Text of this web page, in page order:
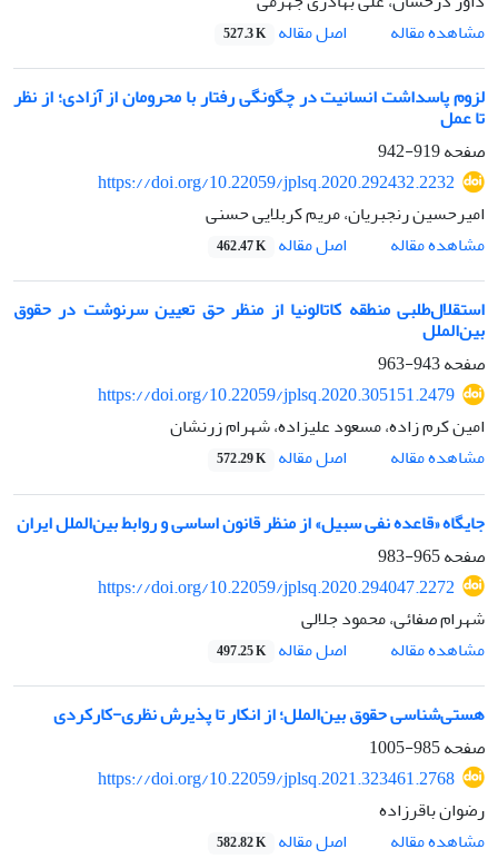
مشاهده مقاله
اصل مقاله 527.3 K
لزوم پاسداشت انسانیت در چگونگی رفتار با محرومان از آزادی؛ از نظر
تا عمل
صفحه919-942
https://doi.org/10.22059/jplsq.2020.292432.2232
امیرحسین رنجبریان، مریم کربلایی حسنی
مشاهده مقاله
اصل مقاله 462.47 K
استقلال‌طلبی منطقه کاتالونیا از منظر حق تعیین سرنوشت در حقوق
بین‌الملل
صفحه943-963
https://doi.org/10.22059/jplsq.2020.305151.2479
امین کرم زاده، مسعود علیزاده، شهرام زرنشان
مشاهده مقاله
اصل مقاله 572.29 K
جایگاه «قاعده نفی سبیل» از منظر قانون اساسی و روابط بین‌الملل ایران
صفحه965-983
https://doi.org/10.22059/jplsq.2020.294047.2272
شهرام صفائی، محمود جلالی
مشاهده مقاله
اصل مقاله 497.25 K
هستی‌شناسی حقوق بین‌الملل؛ از انکار تا پذیرش نظری-کارکردی
صفحه985-1005
https://doi.org/10.22059/jplsq.2021.323461.2768
رضوان باقرزاده
مشاهده مقاله
اصل مقاله 582.82 K